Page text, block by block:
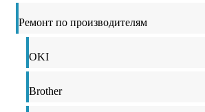
Ремонт по производителям
OKI
Brother